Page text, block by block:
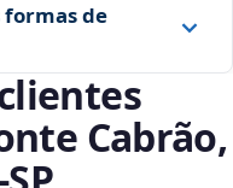
formas de
Cabrão,